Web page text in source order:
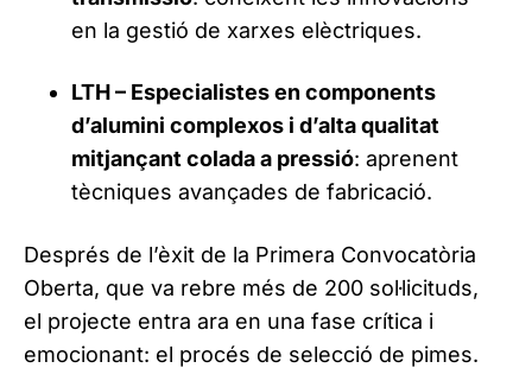
en la gestió de xarxes elèctriques.
LTH – Especialistes en components
d’alumini complexos i d’alta qualitat
mitjançant colada a pressió: aprenent
tècniques avançades de fabricació.
Després de l’èxit de la Primera Convocatòria
Oberta, que va rebre més de 200 sol·licituds,
el projecte entra ara en una fase crítica i
emocionant: el procés de selecció de pimes.